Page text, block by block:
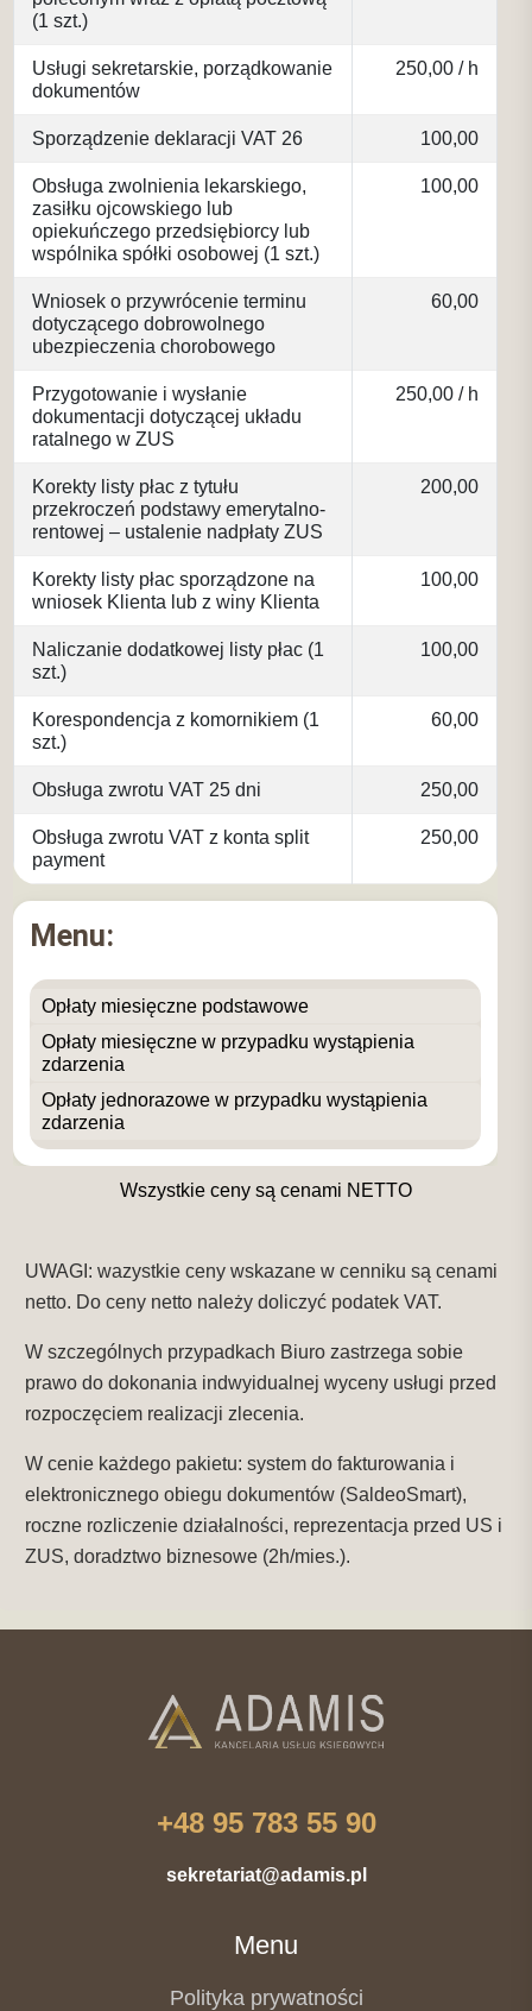
Wszystkie ceny są cenami NETTO
UWAGI: wazystkie ceny wskazane w cenniku są cenami
netto. Do ceny netto należy doliczyć podatek VAT.
W szczególnych przypadkach Biuro zastrzega sobie
prawo do dokonania indwyidualnej wyceny usługi przed
rozpoczęciem realizacji zlecenia.
W cenie każdego pakietu: system do fakturowania i
elektronicznego obiegu dokumentów (SaldeoSmart),
roczne rozliczenie działalności, reprezentacja przed US i
ZUS, doradztwo biznesowe (2h/mies.).
+48 95 783 55 90
sekretariat@adamis.pl
Menu
Polityka prywatności